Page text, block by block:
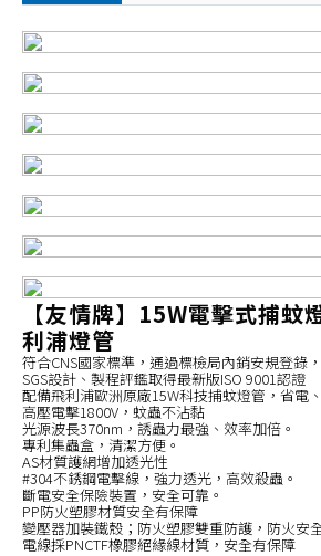
【友情牌】15W電擊式捕
利浦燈管
符合CNS國家標準，通過標檢局內銷安規登錄
SGS設計、製程評鑑取得最新版ISO 9001認證
配備飛利浦歐洲原廠15W科技捕蚊燈管，省電
高壓電擊1800V，蚊蟲不沾黏
光源波長370nm，誘蟲力最強、效率加倍。
專利集蟲盒，清潔方便。
AS材質護網增加透光性
#304不銹鋼電擊線，強力透光，高效殺蟲。
斷電安全保險裝置，安全可靠。
PP防火塑膠材質安全有保障
變壓器加裝鐵殼；防火塑膠雙重防護，防火安
電線採PNCTF橡膠絕緣線材質，安全有保障